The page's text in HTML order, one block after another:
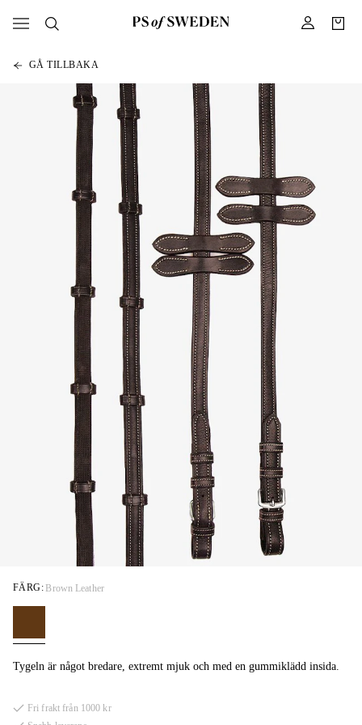
GÅ TILLBAKA
Tygeln är något bredare, extremt mjuk och med en gummiklädd insida.
FÄRG: Brown Leather
Fri frakt från 1000 kr